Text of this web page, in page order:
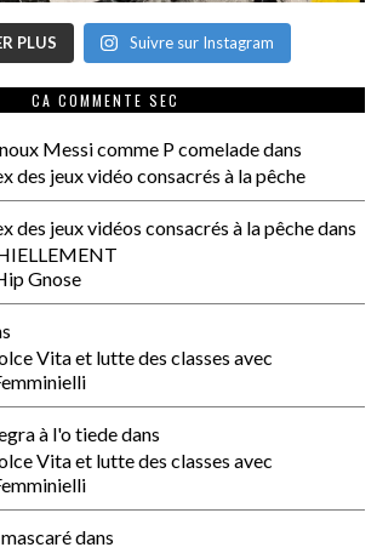
PLUS Suivre sur Instagram
CA COMMENTE SEC
Messi comme P comeladedans
des jeux vidéo consacrés à la pêche
des jeux vidéos consacrés à la pêchedans
Gnose
Vita et lutte des classes avec
à l'o tiededans
Vita et lutte des classes avec
dans